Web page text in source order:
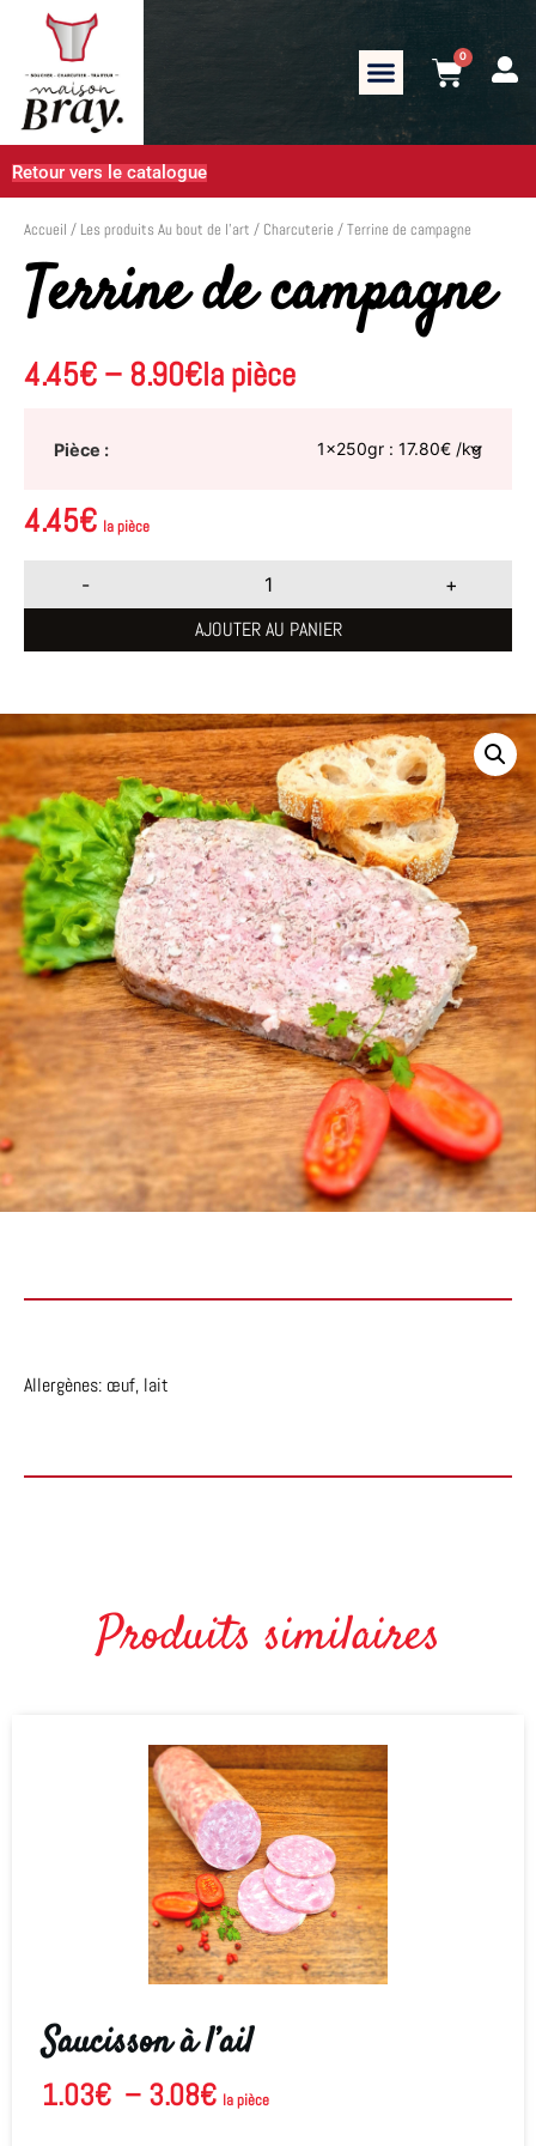
0
Retour vers le catalogue
Accueil / Les produits Au bout de l’art / Charcuterie / Terrine de campagne
Terrine de campagne
4.45€ – 8.90€la pièce
Pièce
4.45€ la pièce
- +
AJOUTER AU PANIER
Allergènes: œuf, lait
Produits similaires
Saucisson à l’ail
1.03€ – 3.08€ la pièce